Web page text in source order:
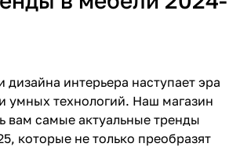
интерьера наступает эра
умных технологий. Наш магазин
вам самые актуальные тренды
которые не только преобразят